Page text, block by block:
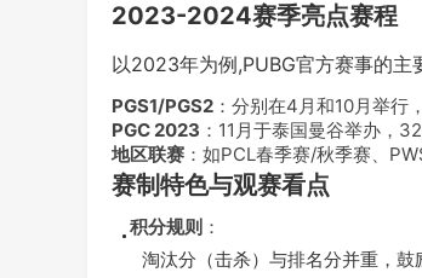
2023-2024赛季亮点赛程
以2023年为例,PUBG官方赛事的主
PGS1/PGS2 ：分别在4月和10月举行
PGC 2023 ：11月于泰国曼谷举办，
地区联赛 ：如PCL春季赛/秋季赛、
赛制特色与观赛看点
积分规则 ：
淘汰分（击杀）与排名分并重，鼓